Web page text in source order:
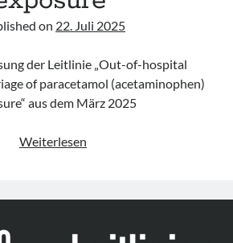
on 22. Juli 2025
der Leitlinie „Out-of-hospital
of paracetamol (acetaminophen)
aus dem März 2025
Weiterlesen
hospital